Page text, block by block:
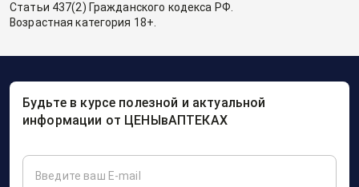
Статьи 437(2) Гражданского кодекса РФ.
Возрастная категория 18+.
Будьте в курсе полезной и актуальной
информации от ЦЕНЫвАПТЕКАХ